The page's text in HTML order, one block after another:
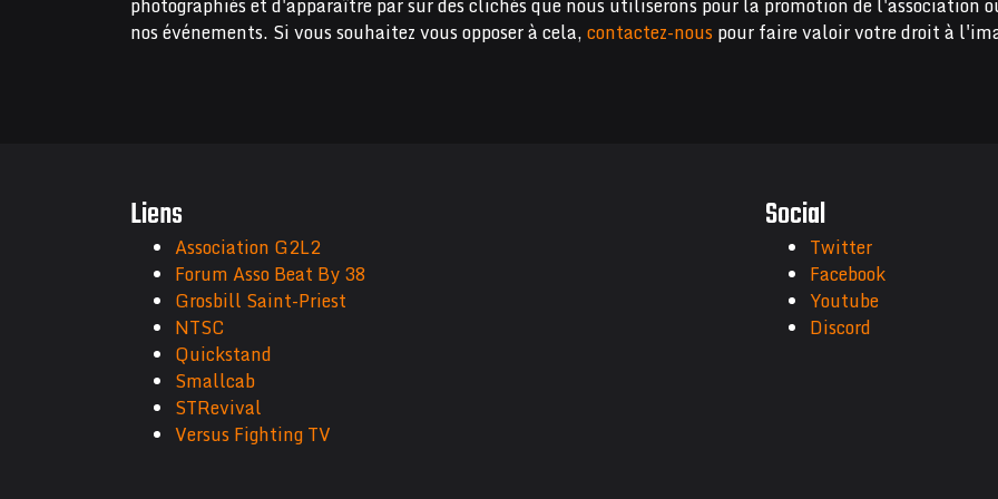
nos événements. Si vous souhaitez vous opposer à cela,contactez-nouspour faire valoir votre droit à
Liens
Association G2L2
Forum Asso Beat By 38
Grosbill Saint-Priest
NTSC
Quickstand
Smallcab
STRevival
Versus Fighting TV
Social
Twitter
Facebook
Youtube
Discord